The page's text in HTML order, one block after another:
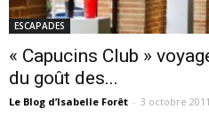
ESCAPADES
« Capucins Club »
du goût des...
Le Blog d’Isabelle Forêt - 3 octobre 2011